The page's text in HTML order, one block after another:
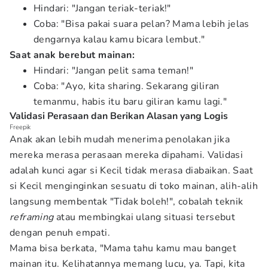
Hindari: "Jangan teriak-teriak!"
Coba: "Bisa pakai suara pelan? Mama lebih jelas
dengarnya kalau kamu bicara lembut."
Saat anak berebut mainan:
Hindari: "Jangan pelit sama teman!"
Coba: "Ayo, kita sharing. Sekarang giliran
temanmu, habis itu baru giliran kamu lagi."
Validasi Perasaan dan Berikan Alasan yang Logis
Freepik
Anak akan lebih mudah menerima penolakan jika
mereka merasa perasaan mereka dipahami. Validasi
adalah kunci agar si Kecil tidak merasa diabaikan. Saat
si Kecil menginginkan sesuatu di toko mainan, alih-alih
langsung membentak "Tidak boleh!", cobalah teknik
reframingatau membingkai ulang situasi tersebut
dengan penuh empati.
Mama bisa berkata, "Mama tahu kamu mau banget
mainan itu. Kelihatannya memang lucu, ya. Tapi, kita